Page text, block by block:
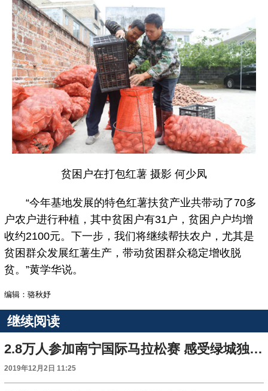
贫困户在打包红薯 摄影 何少凤
“今年基地发展的特色红薯扶贫产业共带动了70多
户农户进行种植，其中贫困户有31户，贫困户户均增
收约2100元。下一步，我们将继续帮扶农户，尤其是
贫困群众发展红薯生产，带动贫困群众稳定增收脱
贫。”黄学华说。
编辑：骆秋妤
继续阅读
2.8万人参加南宁国际马拉松赛 感受绿城独特魅力
2019年12月2日 11:25